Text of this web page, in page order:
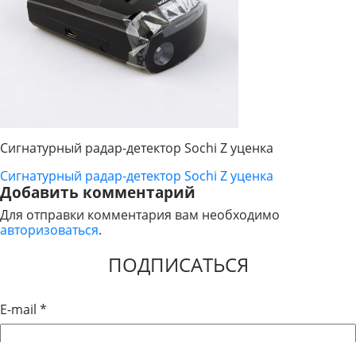
Сигнатурный радар-детектор Sochi Z уценка
НАВИГАЦИЯ
ПО
ЗАПИСЯМ
Сигнатурный радар-детектор Sochi Z уценка
Добавить комментарий
Для отправки комментария вам необходимо
авторизоваться.
ПОДПИСАТЬСЯ
E-mail *